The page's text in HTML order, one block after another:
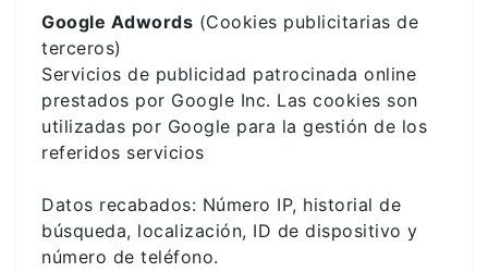
Google Adwords (Cookies publicitarias de
terceros)
Servicios de publicidad patrocinada online
prestados por Google Inc. Las cookies son
utilizadas por Google para la gestión de los
referidos servicios
Datos recabados: Número IP, historial de
búsqueda, localización, ID de dispositivo y
número de teléfono.